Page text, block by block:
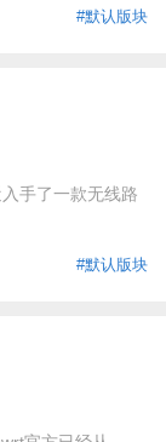
#默认版块
手了一款无线路
#默认版块